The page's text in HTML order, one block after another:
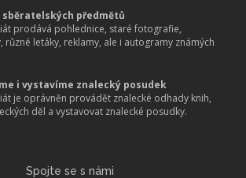
sběratelských předmětů
prodává pohlednice, staré fotografie,
různé letáky, reklamy, ale i autogramy známých
i vystavíme znalecký posudek
je oprávněn provádět znalecké odhady knih,
děl a vystavovat znalecké posudky.
Spojte se s námi